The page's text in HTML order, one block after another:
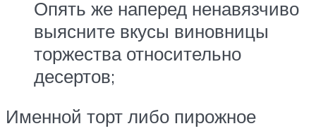
Опять же наперед ненавязчиво
выясните вкусы виновницы
торжества относительно
десертов;
Именной торт либо пирожное